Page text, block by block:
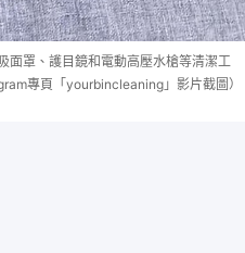
面罩、護目鏡和電動高壓水槍等清潔工
專頁「yourbincleaning」影片截圖）